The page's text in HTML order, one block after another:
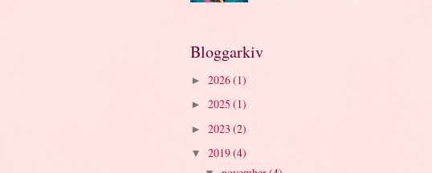
Bloggarkiv
► 2026(1)
► 2025 (1)
► 2023 (2)
▼ 2019(4)